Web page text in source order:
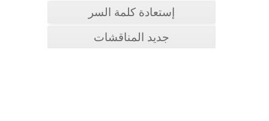
إستعادة كلمة السر
جديد المناقشات